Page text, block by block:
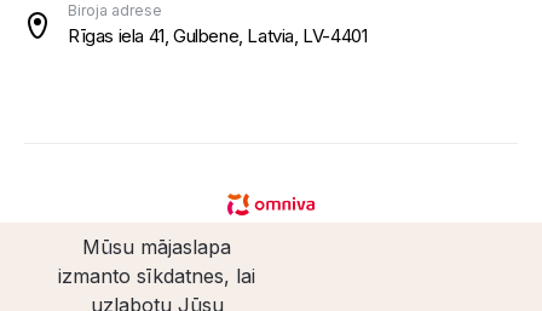
Biroja adrese
Rīgas iela 41, Gulbene, Latvia, LV-4401
Mūsu mājaslapa
izmanto sīkdatnes, lai
uzlabotu Jūsu